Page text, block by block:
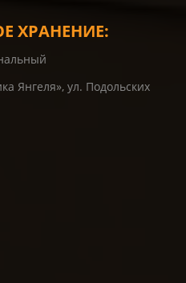
ХРАНЕНИЕ:
Янгеля», ул. Подольских